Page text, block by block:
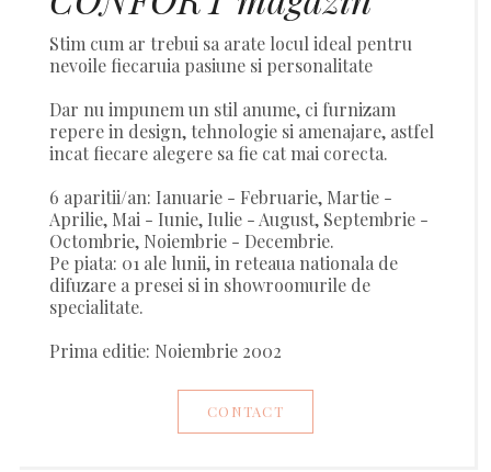
Stim cum ar trebui sa arate locul ideal pentru
nevoile fiecaruia pasiune si personalitate
Dar nu impunem un stil anume, ci furnizam
repere in design, tehnologie si amenajare, astfel
incat fiecare alegere sa fie cat mai corecta.
6 aparitii/an: Ianuarie - Februarie, Martie -
Aprilie, Mai - Iunie, Iulie - August, Septembrie -
Octombrie, Noiembrie - Decembrie.
Pe piata: 01 ale lunii, in reteaua nationala de
difuzare a presei si in showroomurile de
specialitate.
Prima editie: Noiembrie 2002
CONTACT